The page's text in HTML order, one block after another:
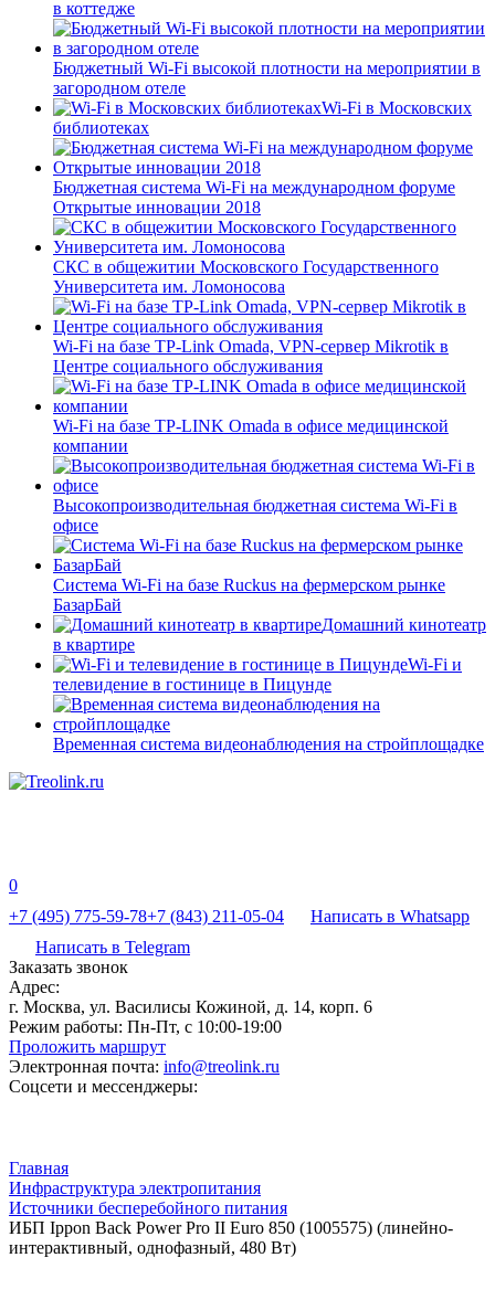
в коттедже
Бюджетный Wi-Fi высокой плотности на мероприятии в
загородном отеле
Wi-Fi в Московских
библиотеках
Бюджетная система Wi-Fi на международном форуме
Открытые инновации 2018
СКС в общежитии Московского Государственного
Университета им. Ломоносова
Wi-Fi на базе TP-Link Omada, VPN-сервер Mikrotik в
Центре социального обслуживания
Wi-Fi на базе TP-LINK Omada в офисе медицинской
компании
Высокопроизводительная бюджетная система Wi-Fi в
офисе
Система Wi-Fi на базе Ruckus на фермерском рынке
БазарБай
Домашний кинотеатр
в квартире
Wi-Fi и
телевидение в гостинице в Пицунде
Временная система видеонаблюдения на стройплощадке
0
+7 (495) 775-59-78+7 (843) 211-05-04
Написать в Whatsapp
Написать в Telegram
Заказать звонок
Адрес:
г. Москва, ул. Василисы Кожиной, д. 14, корп. 6
Режим работы: Пн-Пт, с 10:00-19:00
Проложить маршрут
Электронная почта: info@treolink.ru
Соцсети и мессенджеры:
Главная
Инфраструктура электропитания
Источники бесперебойного питания
ИБП Ippon Back Power Pro II Euro 850 (1005575) (линейно-
интерактивный, однофазный, 480 Вт)